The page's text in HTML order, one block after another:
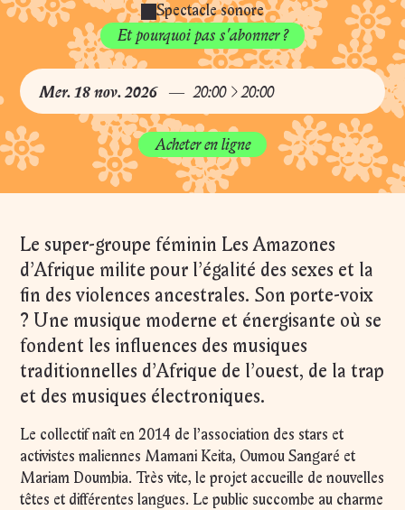
Spectacle sonore
Et pourquoi pas s'abonner ?
Mer. 18 nov. 2026 20:00 à20:00
Acheter en ligne
Le super-groupe féminin Les Amazones
d’Afrique milite pour l’égalité des sexes et la
fin des violences ancestrales. Son porte-voix
? Une musique moderne et énergisante où se
fondent les influences des musiques
traditionnelles d’Afrique de l’ouest, de la trap
et des musiques électroniques.
Le collectif naît en 2014 de l’association des stars et
activistes maliennes Mamani Keita, Oumou Sangaré et
Mariam Doumbia. Très vite, le projet accueille de nouvelles
têtes et différentes langues. Le public succombe au charme